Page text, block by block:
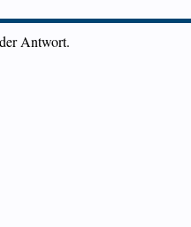
Antwort.